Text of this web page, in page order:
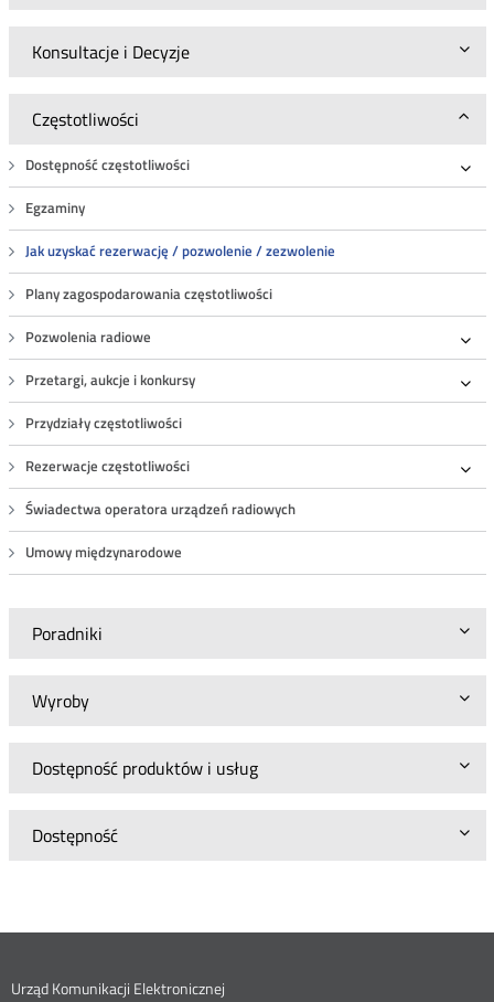
Konsultacje i Decyzje
Częstotliwości
Dostępność częstotliwości
Egzaminy
Jak uzyskać rezerwację / pozwolenie / zezwolenie
Plany zagospodarowania częstotliwości
Pozwolenia radiowe
Przetargi, aukcje i konkursy
Przydziały częstotliwości
Rezerwacje częstotliwości
Świadectwa operatora urządzeń radiowych
Umowy międzynarodowe
Poradniki
Wyroby
Dostępność produktów i usług
Dostępność
Urząd Komunikacji Elektronicznej